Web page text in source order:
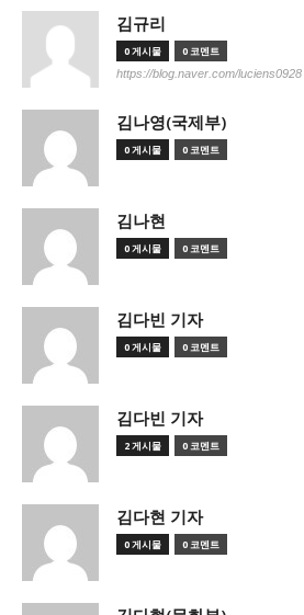
김규리
0 게시물 0 코멘트
https://blog.naver.com/luciens0928
김나영(국제부)
0 게시물 0 코멘트
김나현
0 게시물 0 코멘트
김다빈 기자
0 게시물 0 코멘트
김다빈 기자
2 게시물 0 코멘트
김다현 기자
0 게시물 0 코멘트